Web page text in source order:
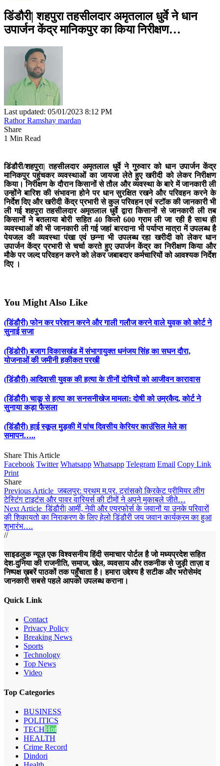
डिंडौरी| शहपुरा तहसीलदार अमृतलाल धुर्वे ने धान
उपार्जन केंद्र मानिकपुर का किया निरीक्षण…
Last updated: 05/01/2023 8:12 PM
Rathor Ramshay mardan
Share
1 Min Read
डिंडौरी/शहपुरा| तहसीलदार अमृतलाल धुर्वे ने गुरुवार को धान उपार्जन केंद्र
मानिकपुर पहुंचकर व्यवस्थाओं का जायजा लेते हुए खरीदी को लेकर निरीक्षण
किया। निरीक्षण के दौरान किसानों से तौल और व्यवस्था के बारे में जानकारी ली
उन्होंने बारिश की संभावना होने पर धान सुरक्षित रखने और परिवहन करने के
निर्देश दिए और खरीदी केंद्र प्रभारी से कुल परिवहन एवं स्टॉक की जानकारी भी
ली गई शहपुरा तहसीलदार अमृतलाल धुर्वे द्वारा किसानों से जानकारी ली तब
किसानों ने बतलाया बोरी सहित 40 किलो 600 ग्राम ली जा रही है साथ ही
व्यवस्थाओं की भी जानकारी ली गई जहां बारदाना भी पर्याप्त मात्रा में उपलब्ध है
पेयजल की व्यवस्था पंखा एवं छन्ना भी उपलब्ध रहा खरीदी को लेकर धान
उपार्जन केंद्र प्रभारी से चर्चा करते हुए उपार्जन केंद्र का निरीक्षण किया और
मौके पर जल्द परिवहन करने को लेकर जबाबदार कर्मचारियों को आवश्यक निर्देश
दिए ।
You Might Also Like
(डिंडौरी) फोन कर परेशान करने और गाली गलौज करने वाले युवक को कोर्ट ने
सुनाई सजा
(डिंडोरी) बजाग विकासखंड में संभागायुक्त धनंजय सिंह का सघन दौरा,
योजनाओं की जमीनी हकीकत परखी
(डिंडौरी) आदिवासी युवक की हत्या के तीनों दोषियों को आजीवन कारावास
(डिंडौरी) चाकू से हत्या का सनसनीखेज मामला: दोषी को उम्रकैद, कोर्ट ने
सुनाया कड़ा फैसला
(डिंडौरी) हाई स्कूल मुड़की में पांच दिवसीय केरियर काउंसिल मेले का
समापन…..
Share This Article
Facebook Twitter Whatsapp Whatsapp Telegram Email Copy Link
Print
Share
Previous Article जबलपुर: प्रथम म.प्र. ट्रांसको क्रिकेट प्रीमियर लीग
टेस्टिंग टाइटंस और पावर वारियर्स की टीमों ने अपने मुकाबले जीते…
Next Article डिंडौरी| आर्मी, नेवी और एयरफोर्स के जवानों या उनके परिवारों
की शिकायतो का निराकरण के लिए हेलो डिंडौरी जय जवान कार्यक्रम का हुआ
शुभारंभ….
//
साइडलुक न्यूज़ एक विश्वसनीय हिंदी समाचार पोर्टल है जो मध्यप्रदेश सहित
देश-दुनिया की राजनीति, समाज, खेल, व्यवसाय और तकनीक से जुड़ी ताज़ा व
निष्पक्ष ख़बरें पाठकों तक पहुँचाता है। हमारा उद्देश्य है सटीक और भरोसेमंद
जानकारी सबसे पहले आपको उपलब्ध कराना।
Quick Link
Contact
Privacy Policy
Breaking News
Sports
Technology
Top News
Video
Top Categories
BUSINESS
POLITICS
TECHHot
HEALTH
Crime Record
Dindori